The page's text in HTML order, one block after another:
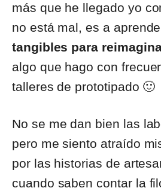
más que he llegado yo
no está mal, es a
tangibles para
algo que hago con
talleres de prototipado 🙂
No se me dan bien las
pero me siento atraído
por las historias de
cuando saben contar la